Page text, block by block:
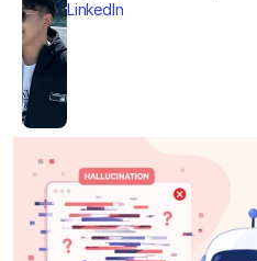
LinkedIn